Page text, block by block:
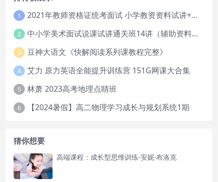
1 2021年教师资格证统考面试 小学教资资料试讲+答辩
2 中小学美术面试说课试讲通关班14讲（辅助资料第一套）
3 豆神大语文《快解阅读系列课教程完整》
4 艾力 原力英语全能提升训练营 151G网课大合集
5 林萧 2023高考地理点睛班
6 【2024暑假】高二物理学习成长与规划系统1期
猜你想要
高端课程：成长型思维训练-安妮·布洛克